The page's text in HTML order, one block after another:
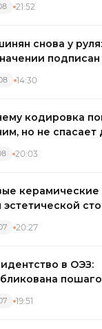
21:52
снова у
подписан
14:30
кодировка
но не спасает
20:03
керамические
эстетической
20:27
в ОЭЗ:
льгот для
19:51